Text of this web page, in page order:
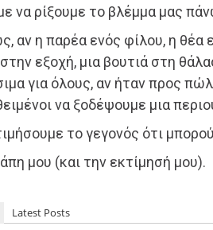
να ρίξουμε το βλέμμα μας
αν η παρέα ενός φίλου, η θέα
εξοχή, μια βουτιά στη
για όλους, αν ήταν προς
να ξοδέψουμε μια
το γεγονός ότι
μου (και την εκτίμησή μου).
Latest Posts